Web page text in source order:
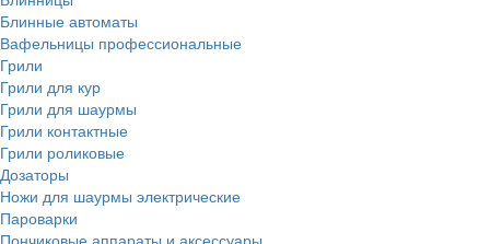
Блинные автоматы
Вафельницы профессиональные
Грили
Грили для кур
Грили для шаурмы
Грили контактные
Грили роликовые
Дозаторы
Ножи для шаурмы электрические
Пароварки
Пончиковые аппараты и аксессуары